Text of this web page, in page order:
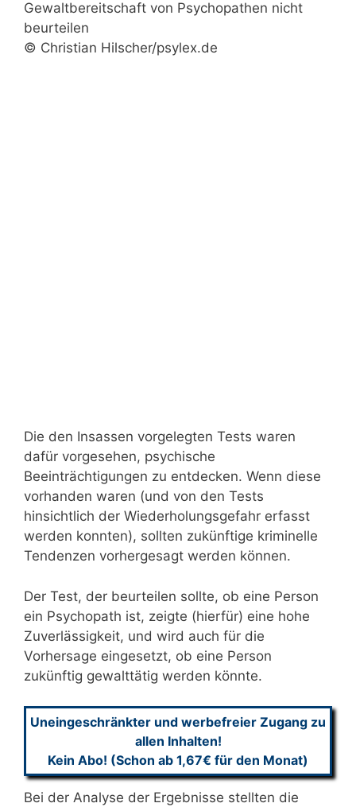
© Christian Hilscher/psylex.de
Die den Insassen vorgelegten Tests waren
dafür vorgesehen, psychische
Beeinträchtigungen zu entdecken. Wenn diese
vorhanden waren (und von den Tests
hinsichtlich der Wiederholungsgefahr erfasst
werden konnten), sollten zukünftige kriminelle
Tendenzen vorhergesagt werden können.
Der Test, der beurteilen sollte, ob eine Person
ein Psychopath ist, zeigte (hierfür) eine hohe
Zuverlässigkeit, und wird auch für die
Vorhersage eingesetzt, ob eine Person
zukünftig gewalttätig werden könnte.
Uneingeschränkter und werbefreier Zugang zu
allen Inhalten!
Kein Abo! (Schon ab 1,67€ für den Monat)
Bei der Analyse der Ergebnisse stellten die